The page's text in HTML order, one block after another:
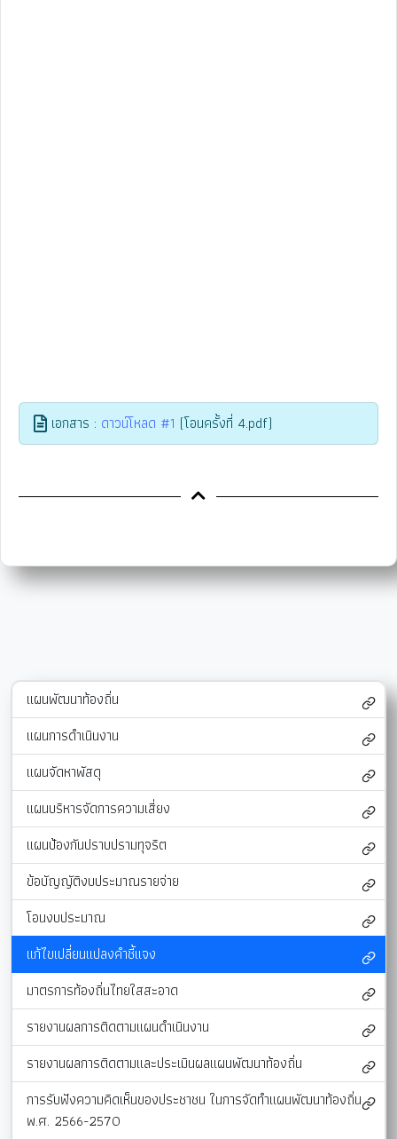
เอกสาร : ดาวน์โหลด #1 (โอนครั้งที่ 4.pdf)
แผนพัฒนาท้องถิ่น
แผนการดำเนินงาน
แผนจัดหาพัสดุ
แผนบริหารจัดการความเสี่ยง
แผนป้องกันปราบปรามทุจริต
ข้อบัญญัติงบประมาณรายจ่าย
โอนงบประมาณ
แก้ไขเปลี่ยนแปลงคำชี้แจง
มาตรการท้องถิ่นไทยใสสะอาด
รายงานผลการติดตามแผนดำเนินงาน
รายงานผลการติดตามและประเมินผลแผนพัฒนาท้องถิ่น
การรับฟังความคิดเห็นของประชาชน ในการจัดทำแผนพัฒนาท้องถิ่น
พ.ศ. 2566-2570